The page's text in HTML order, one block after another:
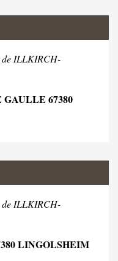
de ILLKIRCH-
GAULLE 67380
de ILLKIRCH-
LINGOLSHEIM